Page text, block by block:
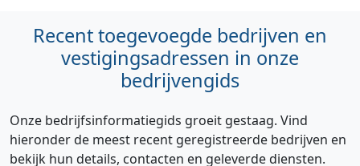
Recent toegevoegde bedrijven en
vestigingsadressen in onze
bedrijvengids
Onze bedrijfsinformatiegids groeit gestaag. Vind
hieronder de meest recent geregistreerde bedrijven en
bekijk hun details, contacten en geleverde diensten.